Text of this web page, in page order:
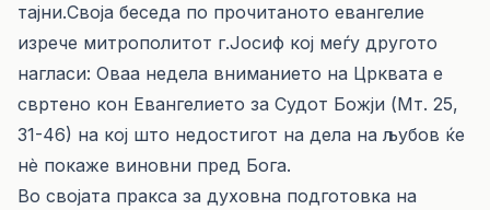
тајни.Своја беседа по прочитаното евангелие
изрече митрополитот г.Јосиф кој меѓу другото
нагласи: Оваа недела вниманието на Црквата е
свртено кон Евангелието за Судот Божји (Мт. 25,
31-46) на кој што недостигот на дела на љубов ќе
нѐ покаже виновни пред Бога.
Во својата пракса за духовна подготовка на